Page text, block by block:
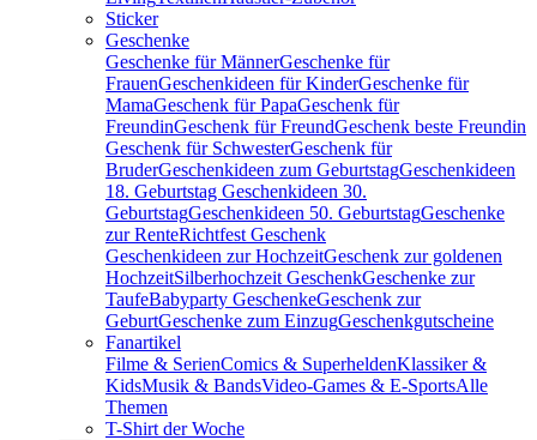
Sticker
Geschenke
Geschenke für MännerGeschenke für
FrauenGeschenkideen für KinderGeschenke für
MamaGeschenk für PapaGeschenk für
FreundinGeschenk für FreundGeschenk beste Freundin
Geschenk für SchwesterGeschenk für
BruderGeschenkideen zum GeburtstagGeschenkideen
18. Geburtstag Geschenkideen 30.
GeburtstagGeschenkideen 50. GeburtstagGeschenke
zur RenteRichtfest Geschenk
Geschenkideen zur HochzeitGeschenk zur goldenen
HochzeitSilberhochzeit GeschenkGeschenke zur
TaufeBabyparty GeschenkeGeschenk zur
GeburtGeschenke zum EinzugGeschenkgutscheine
Fanartikel
Filme & SerienComics & SuperheldenKlassiker &
KidsMusik & BandsVideo-Games & E-SportsAlle
Themen
T-Shirt der Woche